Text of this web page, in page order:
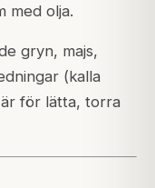
med olja.
gryn, majs,
(kalla
för lätta, torra